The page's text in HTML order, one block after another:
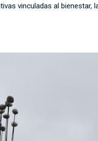
vinculadas al bienestar,